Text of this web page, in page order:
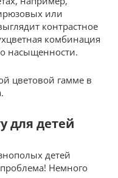
или
контрастное
комбинация
насыщенности.
цветовой гамме в
для детей
детей
проблема! Немного